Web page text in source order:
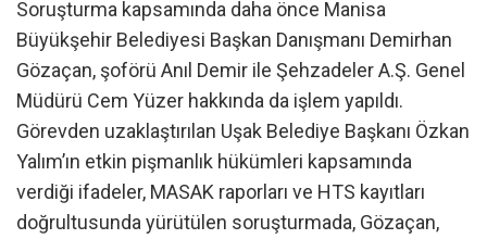
Soruşturma kapsamında daha önce Manisa
Büyükşehir Belediyesi Başkan Danışmanı Demirhan
Gözaçan, şoförü Anıl Demir ile Şehzadeler A.Ş. Genel
Müdürü Cem Yüzer hakkında da işlem yapıldı.
Görevden uzaklaştırılan Uşak Belediye Başkanı Özkan
Yalım’ın etkin pişmanlık hükümleri kapsamında
verdiği ifadeler, MASAK raporları ve HTS kayıtları
doğrultusunda yürütülen soruşturmada, Gözaçan,